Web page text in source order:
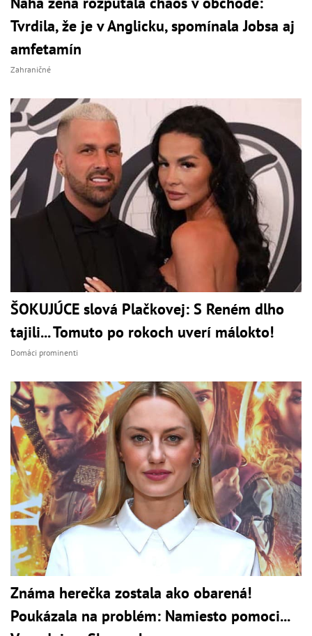
Tvrdila, že je v Anglicku, spomínala Jobsa aj
amfetamín
Zahraničné
ŠOKUJÚCE slová Plačkovej: S Reném dlho
tajili... Tomuto po rokoch uverí málokto!
Domáci prominenti
Známa herečka zostala ako obarená!
Poukázala na problém: Namiesto pomoci...